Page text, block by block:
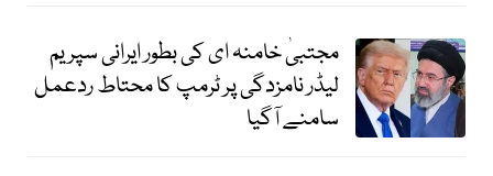
مجتبیٰ خامنہ ای کی بطور ایرانی سپریم
لیڈر نامزدگی پر ٹرمپ کا محتاط ردعمل
سامنے آگیا